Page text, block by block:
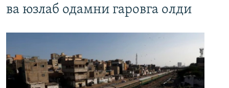
ва юзлаб одамни гаровга олди